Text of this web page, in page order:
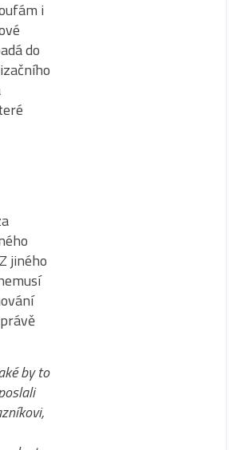
i
do
jiného
by to